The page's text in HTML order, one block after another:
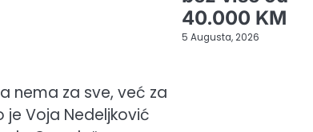
nema za sve, već za
Voja Nedeljković
40.000 KM
5 Augusta, 2026